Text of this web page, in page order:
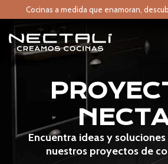
Cocinas a medida que enamoran,
Encuentra ideas y
nuestros proyectos de